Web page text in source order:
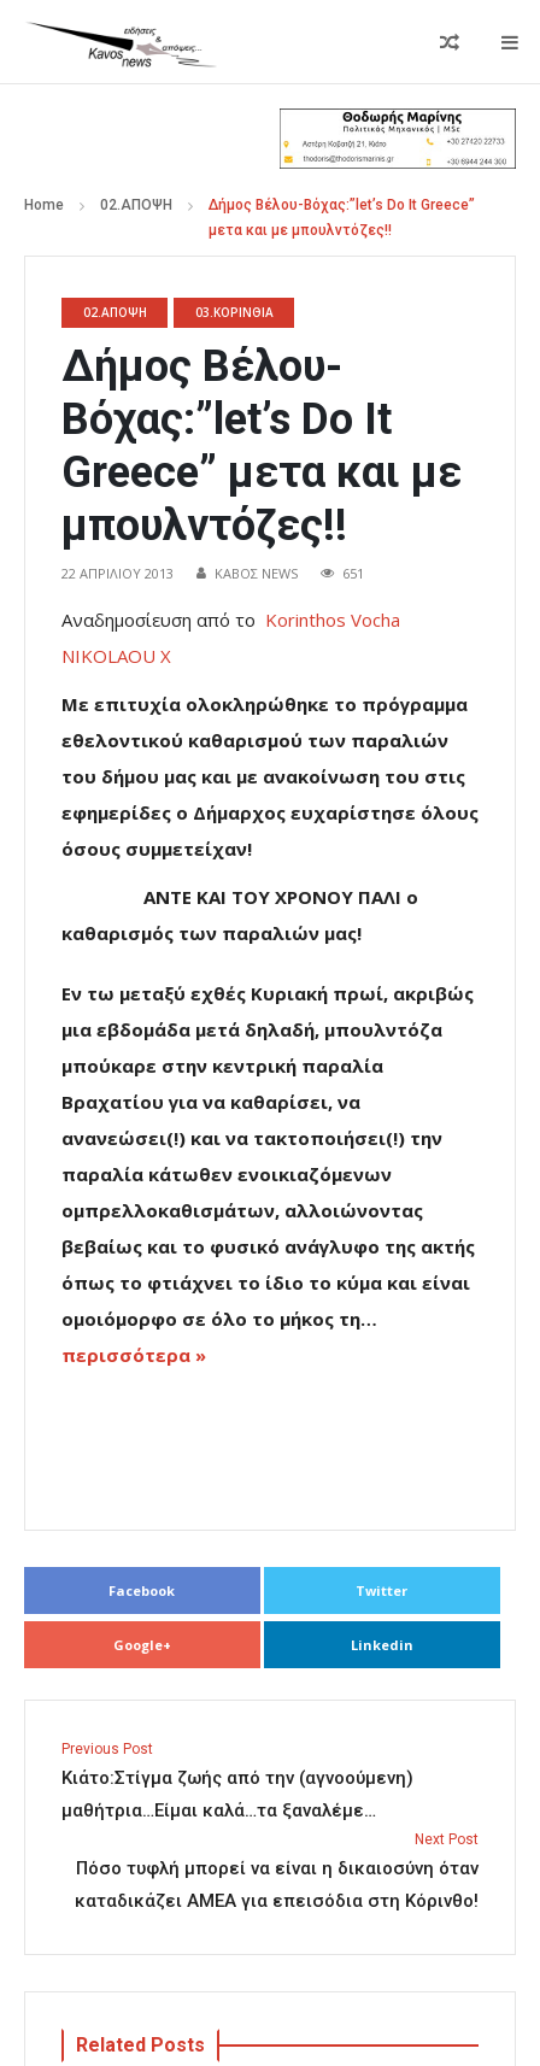
Home 02.ΑΠΟΨΗ
Δήμος Βέλου-Βόχας:”let’s Do It Greece”
μετα και με μπουλντόζες!!
02.ΑΠΟΨΗ 03.ΚΟΡΙΝΘΙΑ
Δήμος Βέλου-
Βόχας:”let’s Do It
Greece” μετα και με
μπουλντόζες!!
22 ΑΠΡΙΛΊΟΥ 2013 ΚΑΒΟΣ NEWS 651
Αναδημοσίευση από το Korinthos Vocha
NIKOLAOU X
Με επιτυχία ολοκληρώθηκε το πρόγραμμα
εθελοντικού καθαρισμού των παραλιών
του δήμου μας και με ανακοίνωση του στις
εφημερίδες ο Δήμαρχος ευχαρίστησε όλους
όσους συμμετείχαν!
ΑΝΤΕ ΚΑΙ ΤΟΥ ΧΡΟΝΟΥ ΠΑΛΙ ο
καθαρισμός των παραλιών μας!
Εν τω μεταξύ εχθές Κυριακή πρωί, ακριβώς
μια εβδομάδα μετά δηλαδή, μπουλντόζα
μπούκαρε στην κεντρική παραλία
Βραχατίου για να καθαρίσει, να
ανανεώσει(!) και να τακτοποιήσει(!) την
παραλία κάτωθεν ενοικιαζόμενων
ομπρελλοκαθισμάτων, αλλοιώνοντας
βεβαίως και το φυσικό ανάγλυφο της ακτής
όπως το φτιάχνει το ίδιο το κύμα και είναι
ομοιόμορφο σε όλο το μήκος τη…
περισσότερα »
Facebook Twitter
Google+ Linkedin
Previous Post
Κιάτο:Στίγμα ζωής από την (αγνοούμενη)
μαθήτρια…Είμαι καλά…τα ξαναλέμε…
Next Post
Πόσο τυφλή μπορεί να είναι η δικαιοσύνη όταν
καταδικάζει ΑΜΕΑ για επεισόδια στη Κόρινθο!
Related Posts